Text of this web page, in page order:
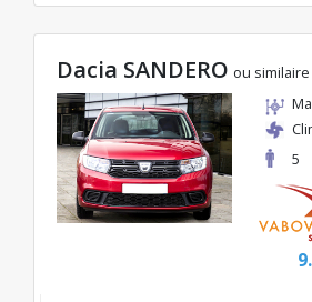
Dacia SANDERO ou similaire
5